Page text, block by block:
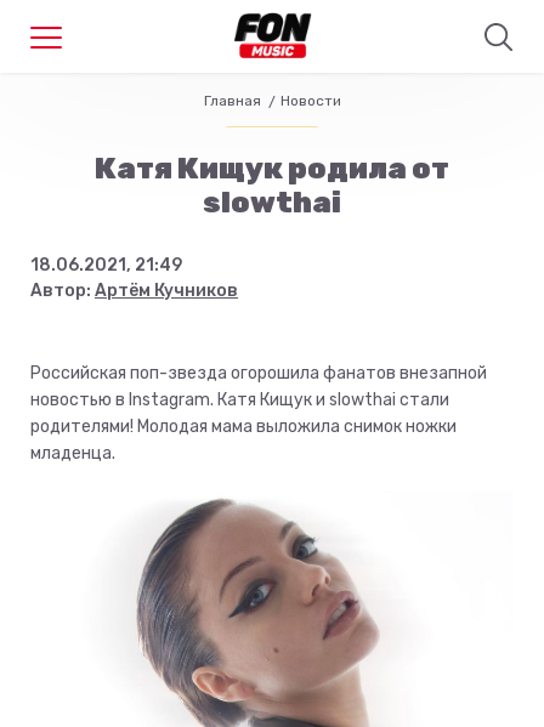
Главная Новости
Катя Кищук родила от
slowthai
18.06.2021, 21:49
Автор: Артём Кучников
Российская поп-звезда огорошила фанатов внезапной
новостью в Instagram. Катя Кищук и slowthai стали
родителями! Молодая мама выложила снимок ножки
младенца.